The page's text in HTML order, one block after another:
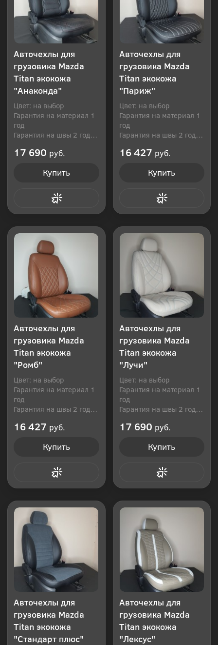
Авточехлы для
грузовика Mazda
Titan экокожа
"Анаконда"
Цвет: на выбор
Гарантия на материал 1
год
Гарантия на швы 2 года
17 690 руб.
Купить
Авточехлы для
грузовика Mazda
Titan экокожа
"Париж"
Цвет: на выбор
Гарантия на материал 1
год
Гарантия на швы 2 года
16 427 руб.
Купить
Авточехлы для
грузовика Mazda
Titan экокожа
"Ромб"
Цвет: на выбор
Гарантия на материал 1
год
Гарантия на швы 2 года
16 427 руб.
Купить
Авточехлы для
грузовика Mazda
Titan экокожа
"Лучи"
Цвет: на выбор
Гарантия на материал 1
год
Гарантия на швы 2 года
17 690 руб.
Купить
Авточехлы для
грузовика Mazda
Titan экокожа
"Стандарт плюс"
Авточехлы для
грузовика Mazda
Titan экокожа
"Лексус"